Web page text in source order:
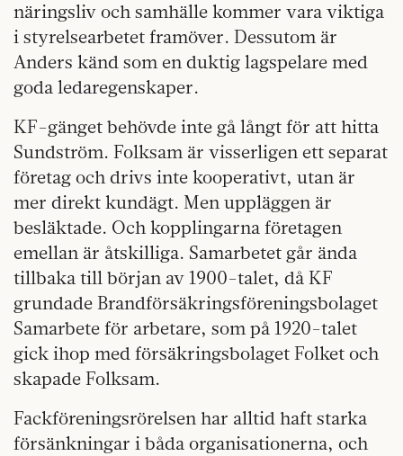
näringsliv och samhälle kommer vara viktiga
i styrelsearbetet framöver. Dessutom är
Anders känd som en duktig lagspelare med
goda ledaregenskaper.
KF-gänget behövde inte gå långt för att hitta
Sundström. Folksam är visserligen ett separat
företag och drivs inte kooperativt, utan är
mer direkt kundägt. Men uppläggen är
besläktade. Och kopplingarna företagen
emellan är åtskilliga. Samarbetet går ända
tillbaka till början av 1900-talet, då KF
grundade Brandförsäkringsföreningsbolaget
Samarbete för arbetare, som på 1920-talet
gick ihop med försäkringsbolaget Folket och
skapade Folksam.
Fackföreningsrörelsen har alltid haft starka
försänkningar i båda organisationerna, och